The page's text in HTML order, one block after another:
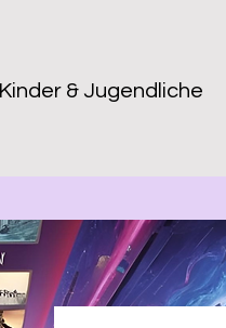
Kinder & Jugendliche